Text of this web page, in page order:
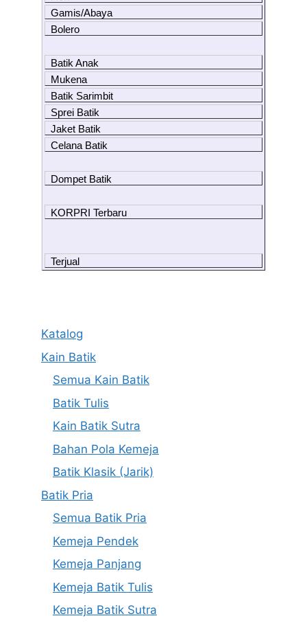
Gamis/Abaya
Bolero
Batik Anak
Mukena
Batik Sarimbit
Sprei Batik
Jaket Batik
Celana Batik
Dompet Batik
KORPRI Terbaru
Terjual
Katalog
Kain Batik
Semua Kain Batik
Batik Tulis
Kain Batik Sutra
Bahan Pola Kemeja
Batik Klasik (Jarik)
Batik Pria
Semua Batik Pria
Kemeja Pendek
Kemeja Panjang
Kemeja Batik Tulis
Kemeja Batik Sutra